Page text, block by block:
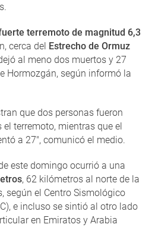
terremoto de magnitud 6,3
cerca del Estrecho de Ormuz
al meno dos muertos y 27
Hormozgán, según informó la
que dos personas fueron
el terremoto, mientras que el
a 27", comunicó el medio.
este domingo ocurrió a una
, 62 kilómetros al norte de la
según el Centro Sismológico
e incluso se sintió al otro lado
en Emiratos y Arabia